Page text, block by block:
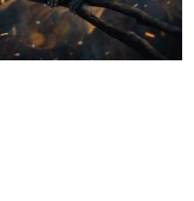
du nouvel album de